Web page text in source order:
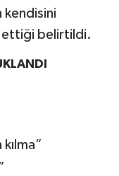
kendisini
ettiği belirtildi.